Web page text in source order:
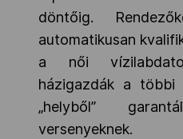
döntőig.
automatikusan
a női
házigazdák a többi
„helyből”
versenyeknek.